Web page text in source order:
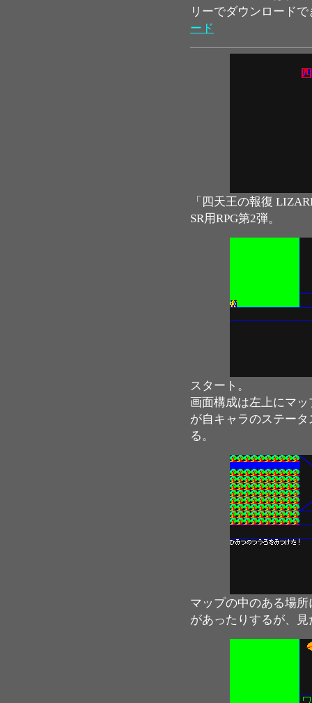
リーでダウンロード
ード
「四天王の報復
SR用RPG第2弾。
スタート。
画面構成は左上にマ
が自キャラのステー
る。
マップの中のある場
があったりするが、